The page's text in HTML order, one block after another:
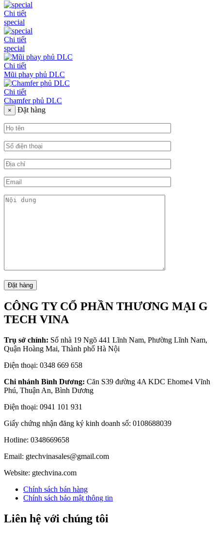
Chi tiết
special
Chi tiết
special
Chi tiết
Mũi phay phủ DLC
Chi tiết
Chamfer phủ DLC
× Đặt hàng
CÔNG TY CỔ PHẦN THƯƠNG MẠI G
TECH VINA
Trụ sở chính: Số nhà 19 Ngõ 441 Lĩnh Nam, Phường Lĩnh Nam,
Quận Hoàng Mai, Thành phố Hà Nội
Điện thoại: 0348 669 658
Chi nhánh Bình Dương: Căn S39 đường 4A KDC Ehome4 Vĩnh
Phú, Thuận An, Bình Dương
Điện thoại: 0941 101 931
Giấy chứng nhận đăng ký kinh doanh số: 0108688039
Hotline: 0348669658
Email: gtechvinasales@gmail.com
Website: gtechvina.com
Chính sách bán hàng
Chính sách bảo mật thông tin
Liên hệ với chúng tôi